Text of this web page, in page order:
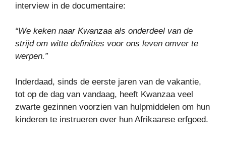
interview in de documentaire:
“We keken naar Kwanzaa als onderdeel van de
strijd om witte definities voor ons leven omver te
werpen.”
Inderdaad, sinds de eerste jaren van de vakantie,
tot op de dag van vandaag, heeft Kwanzaa veel
zwarte gezinnen voorzien van hulpmiddelen om hun
kinderen te instrueren over hun Afrikaanse erfgoed.